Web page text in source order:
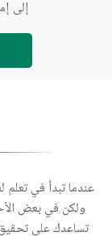
إلى
عندما تبدأ في تعلم
ولكن في بعض
تساعدك على